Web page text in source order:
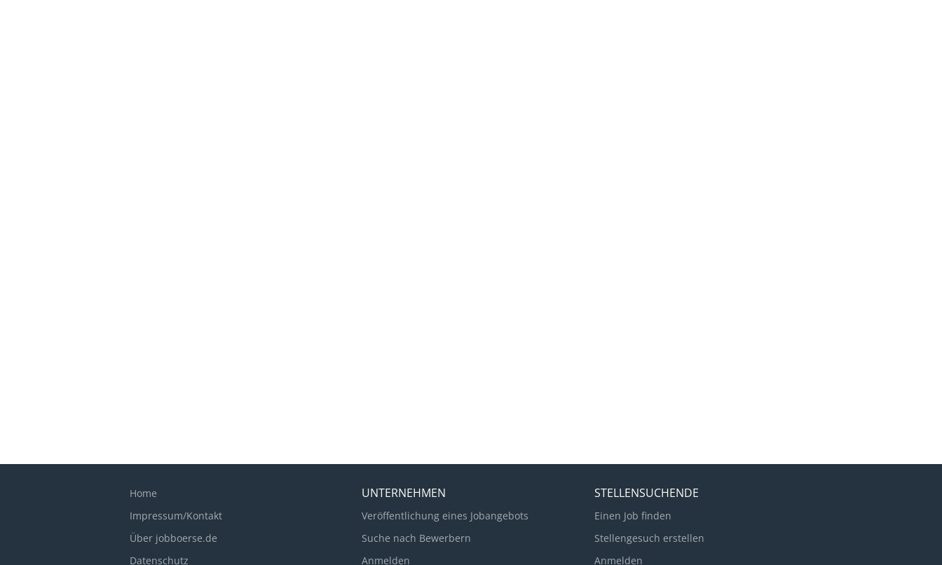
Home
Impressum/Kontakt
Über jobboerse.de
Datenschutz
UNTERNEHMEN
Veröffentlichung eines Jobangebots
Suche nach Bewerbern
Anmelden
STELLENSUCHENDE
Einen Job finden
Stellengesuch erstellen
Anmelden